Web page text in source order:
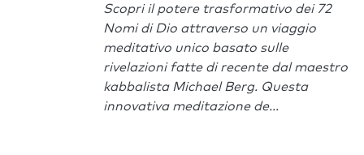
Scopri il potere trasformativo dei 72
Nomi di Dio attraverso un viaggio
meditativo unico basato sulle
rivelazioni fatte di recente dal maestro
kabbalista Michael Berg. Questa
innovativa meditazione de...